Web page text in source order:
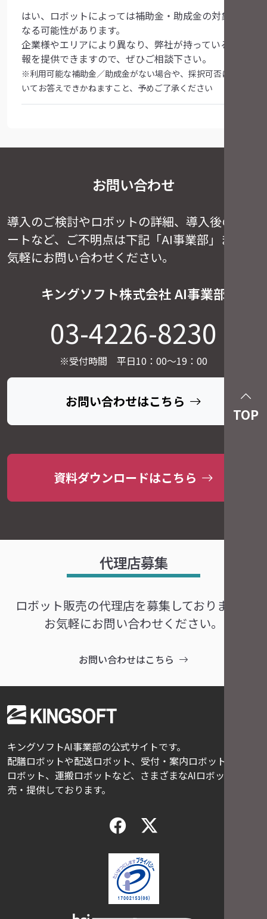
はい、ロボットによっては補助金・助成金の対象に
なる可能性があります。
企業様やエリアにより異なり、弊社が持っている情
報を提供できますので、ぜひご相談下さい。
※利用可能な補助金／助成金がない場合や、採択可否につ
いてお答えできかねますこと、予めご了承ください
TOP
お問い合わせ
導入のご検討やロボットの詳細、導入後のサポ
ートなど、 ご不明点は下記「AI事業部」までお
気軽にお問い合わせください。
キングソフト株式会社 AI事業部
03-4226-8230
※受付時間 平日10：00～19：00
お問い合わせはこちら
資料ダウンロードはこちら
代理店募集
ロボット販売の代理店を募集しております。
お気軽にお問い合わせください。
お問い合わせはこちら
キングソフトAI事業部の公式サイトです。
配膳ロボットや配送ロボット、受付・案内ロボット、清掃
ロボット、運搬ロボットなど、さまざまなAIロボットを販
売・提供しております。